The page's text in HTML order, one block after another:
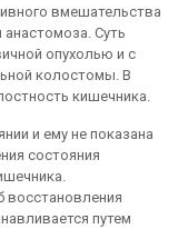
вмешательства
Суть
опухолью и с
колостомы. В
кишечника.
и ему не показана
состояния
восстановления
путем